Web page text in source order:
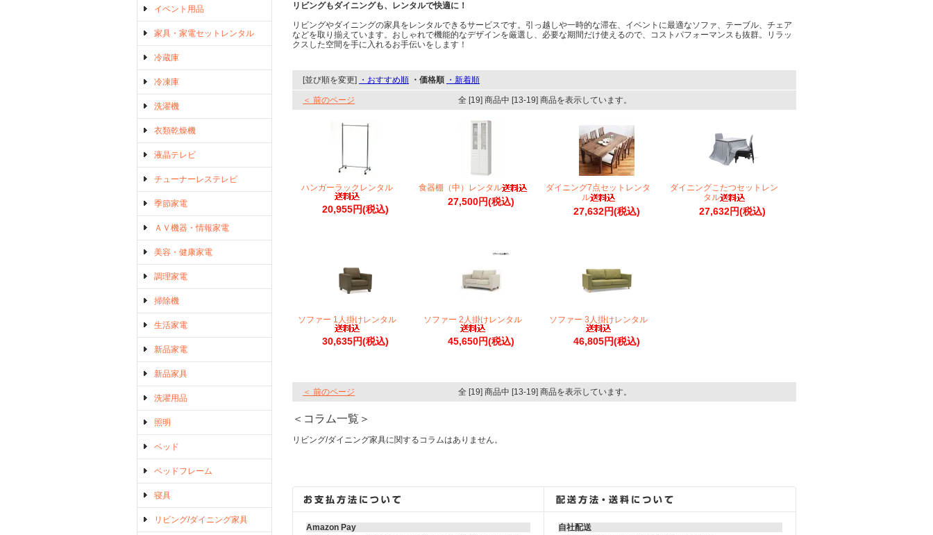
イベント用品
家具・家電セットレンタル
冷蔵庫
冷凍庫
洗濯機
衣類乾燥機
液晶テレビ
チューナーレステレビ
季節家電
ＡＶ機器・情報家電
美容・健康家電
調理家電
掃除機
生活家電
新品家電
新品家具
洗濯用品
照明
ベッド
ベッドフレーム
寝具
リビング/ダイニング家具
リビングもダイニングも、レンタルで快適に！
リビングやダイニングの家具をレンタルできるサービスです。引っ越しや一時的な滞在、イベントに最適なソファ、テーブル、チェア
などを取り揃えています。おしゃれで機能的なデザインを厳選し、必要な期間だけ使えるので、コストパフォーマンスも抜群。リラッ
クスした空間を手に入れるお手伝いをします！
[並び順を変更] ・おすすめ順 ・価格順 ・新着順
＜ 前のページ 全 [19] 商品中 [13-19] 商品を表示しています。
ハンガーラックレンタル
20,955円(税込)
食器棚（中）レンタル
27,500円(税込)
ダイニング7点セットレンタ
ル
27,632円(税込)
ダイニングこたつセットレン
タル
27,632円(税込)
ソファー 1人掛けレンタル
30,635円(税込)
ソファー 2人掛けレンタル
45,650円(税込)
ソファー 3人掛けレンタル
46,805円(税込)
＜ 前のページ 全 [19] 商品中 [13-19] 商品を表示しています。
＜コラム一覧＞
リビング/ダイニング家具に関するコラムはありません。
Amazon Pay
自社配送